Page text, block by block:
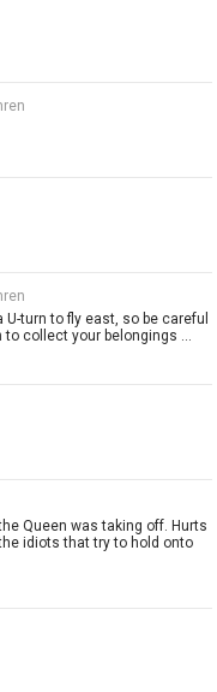
turn to fly east, so be careful
collect your belongings ...
Queen was taking off. Hurts
idiots that try to hold onto